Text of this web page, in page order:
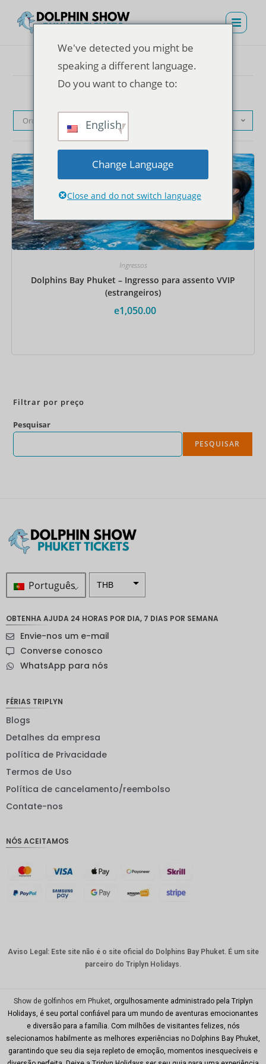
Ordenação padrão
Ingressos
Dolphins Bay Phuket – Ingresso para assento VVIP
(estrangeiros)
e1,050.00
Filtrar por preço
Pesquisar
PESQUISAR
Português THB
sueca
neozelan
ienes
EUR
suíço
australia
CNY
TWD
Minhas
Ries
OBTENHA AJUDA 24 HORAS POR DIA, 7 DIAS POR SEMANA
Envie-nos um e-mail
Converse conosco
WhatsApp para nós
FÉRIAS TRIPLYN
Blogs
Detalhes da empresa
política de Privacidade
Termos de Uso
Política de cancelamento/reembolso
Contate-nos
NÓS ACEITAMOS
Aviso Legal: Este site não é o site oficial do Dolphins Bay Phuket. É um site
parceiro do Triplyn Holidays.
Show de golfinhos em Phuket , orgulhosamente administrado pela Triplyn
Holidays, é seu portal confiável para um mundo de aventuras emocionantes
e diversão para a família. Com milhões de visitantes felizes, nós
selecionamos habilmente as melhores experiências no Dolphins Bay Phuket,
garantindo que seu dia seja repleto de emoção, momentos inesquecíveis e
We've detected you might be
speaking a different language.
Do you want to change to:
English
Change Language
Close and do not switch language